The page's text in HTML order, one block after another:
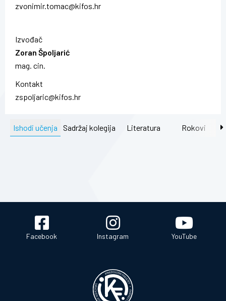
zvonimir.tomac@kifos.hr
Izvođač
Zoran Špoljarić
mag. cin.
Kontakt
zspoljaric@kifos.hr
Ishodi učenja Sadržaj kolegija Literatura Rokovi
Facebook Instagram YouTube